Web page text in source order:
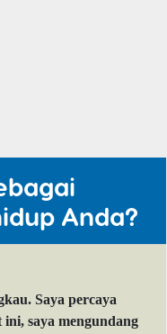
Anda?
Saya percaya
saya mengundang